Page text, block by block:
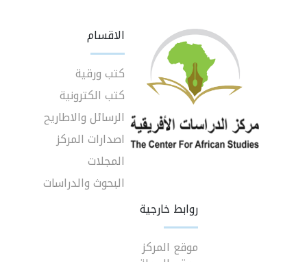
الاقسام
كتب ورقية
كتب الكترونية
الرسائل والاطاريح
اصدارات المركز
المجلات
البحوث والدراسات
روابط خارجية
موقع المركز